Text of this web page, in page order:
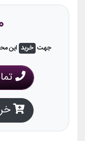
جهت خرید این